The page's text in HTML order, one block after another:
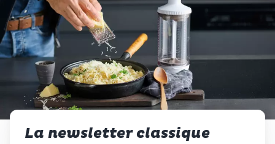
La newsletter classique